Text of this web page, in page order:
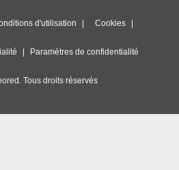
d'utilisation Cookies
Paramètres de confidentialité
Tous droits réservés